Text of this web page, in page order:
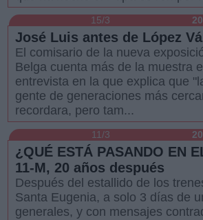
15/3
José Luis antes de López
El comisario de la nueva
Belga cuenta más de la muestra
entrevista en la que explica que
gente de generaciones más
recordara, pero tam...
11/3
¿QUÉ ESTÁ PASANDO EN
11-M, 20 años después
Después del estallido de los
Santa Eugenia, a solo 3 días de
generales, y con mensajes